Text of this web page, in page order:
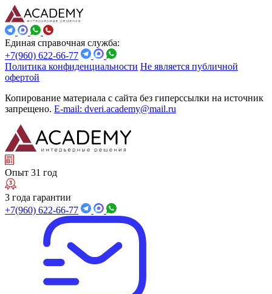
Единая справочная служба:
+7(960) 622-66-77
Политика конфиденциальности Не является публичной
офертой
Копирование материала с сайта без гиперссылки на источник
запрещено. E-mail: dveri.academy@mail.ru
Опыт 31 год
3 года гарантии
+7(960) 622-66-77